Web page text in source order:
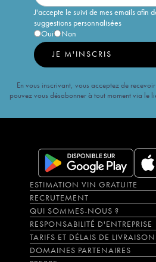
J'accepte le suivi de mes emails afin
suggestions personnalisées
Oui
Non
JE M'INSCRIS
En vous inscrivant, vous acceptez de
pouvez vous désabonner à tout moment via le
ESTIMATION VIN GRATUITE
RECRUTEMENT
QUI SOMMES-NOUS ?
RESPONSABILITÉ D'ENTREPRISE
TARIFS ET DÉLAIS DE LIVRAISON
DOMAINES PARTENAIRES